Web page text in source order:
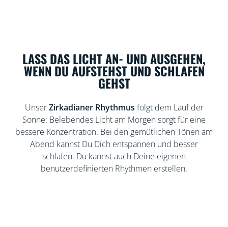
LASS DAS LICHT AN- UND AUSGEHEN,
WENN DU AUFSTEHST UND SCHLAFEN
GEHST
UnserZirkadianer Rhythmus folgt dem Lauf der
Sonne: Belebendes Licht am Morgen sorgt für eine
bessere Konzentration. Bei den gemütlichen Tönen am
Abend kannst Du Dich entspannen und besser
schlafen. Du kannst auch Deine eigenen
benutzerdefinierten Rhythmen erstellen.